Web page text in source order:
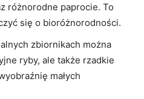
różnorodne paprocie. To
się o bioróżnorodności.
zbiornikach ‍można
ryby, ale także rzadkie
małych